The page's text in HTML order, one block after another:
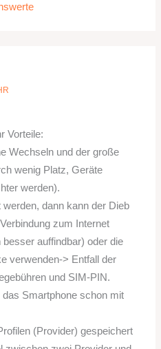
Vorteile:
Wechseln und der große
wenig Platz, Geräte
werden).
dann kann der Dieb
zum Internet
auffindbar) oder die
verwenden-> Entfall der
und SIM-PIN.
Smartphone schon mit
(Provider) gespeichert